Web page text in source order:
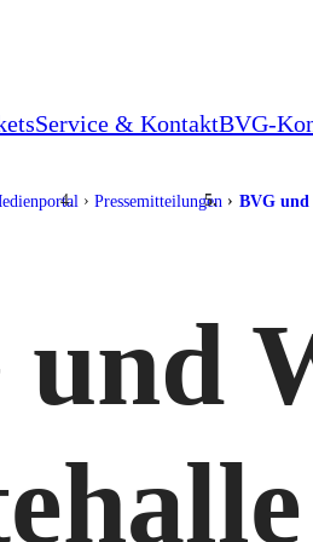
Service & KontaktBVG-
Pressemitteilungen BVG und